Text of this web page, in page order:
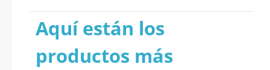
Aquí están los
productos más